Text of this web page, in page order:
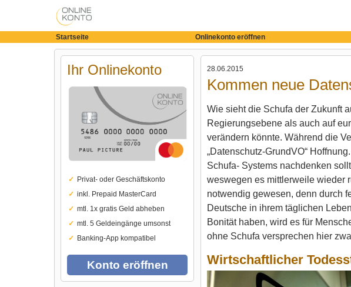
Startseite Onlinekonto eröffnen
Ihr Onlinekonto
Privat- oder Geschäftskonto
inkl. Prepaid MasterCard
mtl. 1x gratis Geld abheben
mtl. 5 Geldeingänge umsonst
Banking-App kompatibel
Konto eröffnen
28.06.2015
Kommen neue
Wie sieht die Schufa der Zukunft
Regierungsebene als auch auf
verändern könnte. Während die
„Datenschutz-GrundVO“ Hoffnung.
Schufa- Systems nachdenken
weswegen es mittlerweile wieder
notwendig gewesen, denn durch
Deutsche in ihrem täglichen
Bonität haben, wird es für
ohne Schufa versprechen hier
Wirtschaftlicher